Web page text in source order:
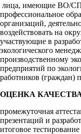
лица, имеющие ВО/
профессиональное
организаций,
воздействовать на
участвующие в
экологического
производственному
предприятий по
работников (граждан)
ОЦЕНКА
промежуточная
презентаций и
итоговое тестирование